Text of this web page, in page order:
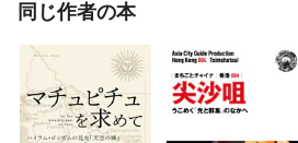
同じ作者の本